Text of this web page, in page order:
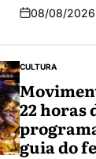
08/08/2026
CULTURA
22 horas
guia do